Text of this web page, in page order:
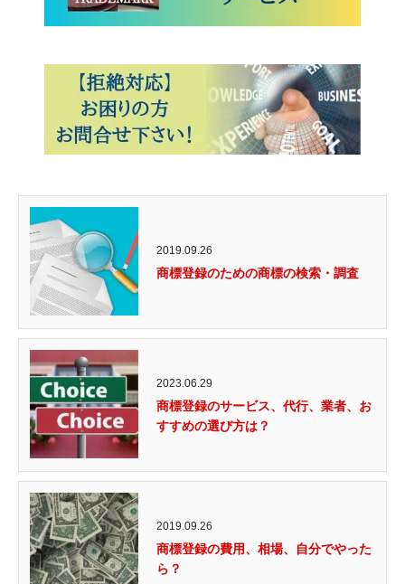
2019.09.26
商標登録のための商標の検索・調査
2023.06.29
商標登録のサービス、代行、業者、お
すすめの選び方は？
2019.09.26
商標登録の費用、相場、自分でやった
ら？